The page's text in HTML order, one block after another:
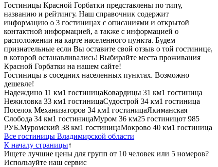
Гостиницы Красной Горбатки представлены по типу,
названию и рейтингу. Наш справочник содержит
информацию о 3 гостиницах с описаниями и открытой
контактной информацией, а также с информацией о
расположении на карте населенного пункта. Будем
признательные если Вы оставите свой отзыв о той гостинице,
в которой останавливались! Выбирайте места проживания
Красной Горбатки на нашем сайте!
Гостиницы в соседних населенных пунктах. Возможно
дешевле!
Надеждино 11 км1 гостиницаКовардицы 31 км1 гостиница
Нежиловка 33 км1 гостиницаСудострой 34 км1 гостиница
Поселок Механизаторов 34 км1 гостиницаЯкиманская
Слобода 34 км1 гостиницаМуром 36 км25 гостиницот 985
РУБ.Муромский 38 км1 гостиницаМокрово 40 км1 гостиница
Все гостиницы Владимирской области
К началу страницы↑
Ищете лучшие цены для групп от 10 человек или 5 номеров?
Используйте наш сервис